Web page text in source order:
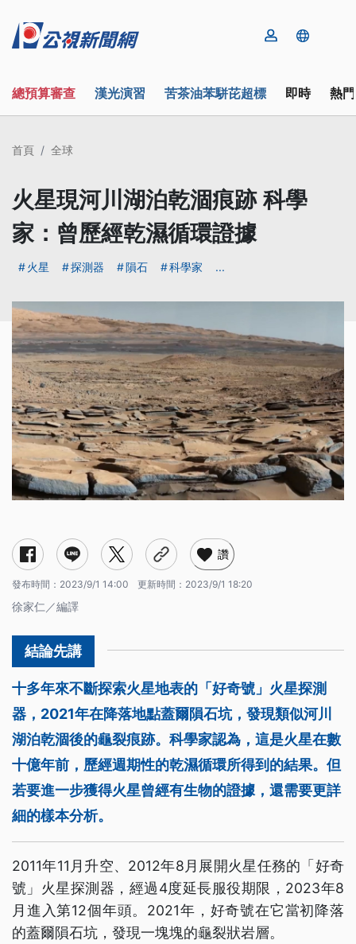
總預算審查 漢光演習 苦茶油苯駢芘超標 即時 熱
首頁 全球
火星現河川湖泊乾涸痕跡 科學
家：曾歷經乾濕循環證據
火星 探測器 隕石 科學家 ...
讚
發布時間： 2023/9/1 14:00 更新時間： 2023/9/1 18:20
徐家仁／編譯
十多年來不斷探索火星地表的「好奇號」火星探測
器，2021年在降落地點蓋爾隕石坑，發現類似河川
湖泊乾涸後的龜裂痕跡。科學家認為，這是火星在數
十億年前，歷經週期性的乾濕循環所得到的結果。但
若要進一步獲得火星曾經有生物的證據，還需要更詳
細的樣本分析。
2011年11月升空、2012年8月展開火星任務的「好奇
號」火星探測器，經過4度延長服役期限，2023年8
月進入第12個年頭。2021年，好奇號在它當初降落
的蓋爾隕石坑，發現一塊塊的龜裂狀岩層。